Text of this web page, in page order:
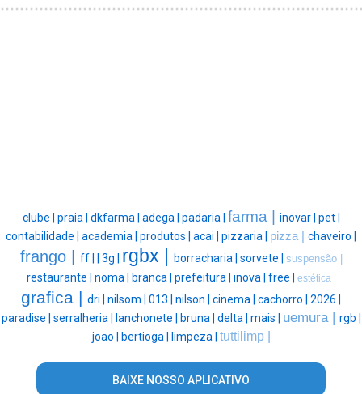
clube | praia | dkfarma | adega | padaria | farma | inovar | pet |
contabilidade | academia | produtos | acai | pizzaria | pizza | chaveiro |
frango | ff | 3g | rgbx | borracharia | sorvete | suspensão |
restaurante | noma | branca | prefeitura | inova | free | estética |
grafica | dri | nilsom | 013 | nilson | cinema | cachorro | 2026 |
paradise | serralheria | lanchonete | bruna | delta | mais | uemura | rgb |
joao |
bertioga | limpeza | tuttilimp |
BAIXE NOSSO APLICATIVO